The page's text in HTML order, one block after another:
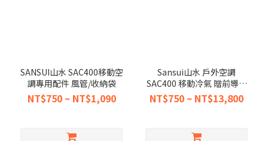
SANSUI山水 SAC400移動空
調專用配件 風管/收納袋
NT$750 ~ NT$1,090
Sansui山水 戶外空調
SAC400 移動冷氣 贈前導風
罩
NT$750 ~ NT$13,800